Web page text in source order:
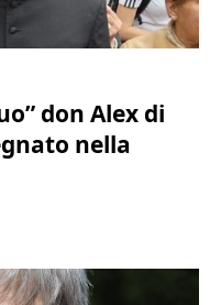
don Alex di
nella